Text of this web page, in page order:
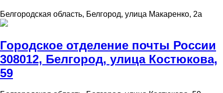
Белгородская область, Белгород, улица Макаренко, 2а
Городское отделение почты России
308012, Белгород, улица Костюкова,
59